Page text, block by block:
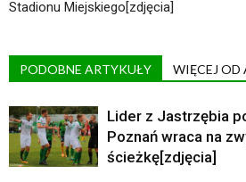
Stadionu Miejskiego[zdjęcia]
PODOBNE ARTYKUŁY WIĘCEJ OD
Lider z Jastrzębia
Poznań wraca na
ścieżkę[zdjęcia]